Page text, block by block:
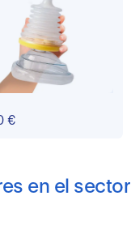
€
en el sector